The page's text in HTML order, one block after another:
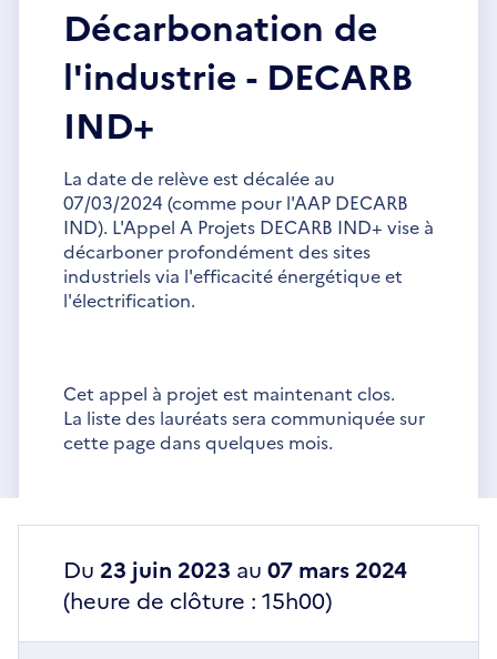
Décarbonation de
l'industrie - DECARB
IND+
La date de relève est décalée au
07/03/2024 (comme pour l'AAP DECARB
IND). L'Appel A Projets DECARB IND+ vise à
décarboner profondément des sites
industriels via l'efficacité énergétique et
l'électrification.
Cet appel à projet est maintenant clos.
La liste des lauréats sera communiquée sur
cette page dans quelques mois.
Du 23 juin 2023 au 07 mars 2024
(heure de clôture : 15h00)